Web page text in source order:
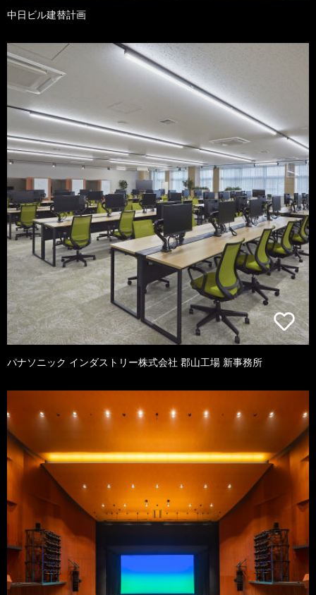
中日ビル建替計画
パナソニック インダストリー株式会社 郡山工場 新事務所